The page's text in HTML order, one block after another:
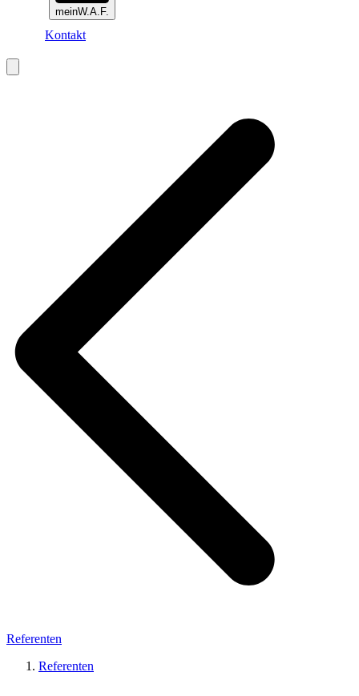
meinW.A.F.
Kontakt
Referenten
Referenten